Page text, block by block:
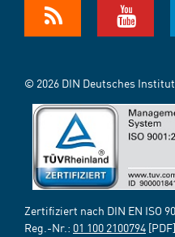
© 2026 DIN Deutsches
Zertifiziert nach DIN EN ISO
Reg.-Nr.: 01 100 2100794